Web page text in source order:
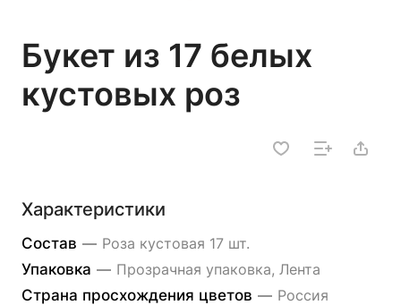
Букет из 17 белых
кустовых роз
Характеристики
Состав — Роза кустовая 17 шт.
Упаковка — Прозрачная упаковка, Лента
Страна просхождения цветов — Россия